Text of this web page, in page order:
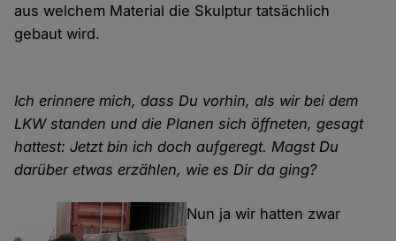
aus welchem Material die Skulptur tatsächlich
gebaut wird.
Ich erinnere mich, dass Du vorhin, als wir bei dem
LKW standen und die Planen sich öffneten, gesagt
hattest: Jetzt bin ich doch aufgeregt. Magst Du
darüber etwas erzählen, wie es Dir da ging?
Nun ja wir hatten zwar